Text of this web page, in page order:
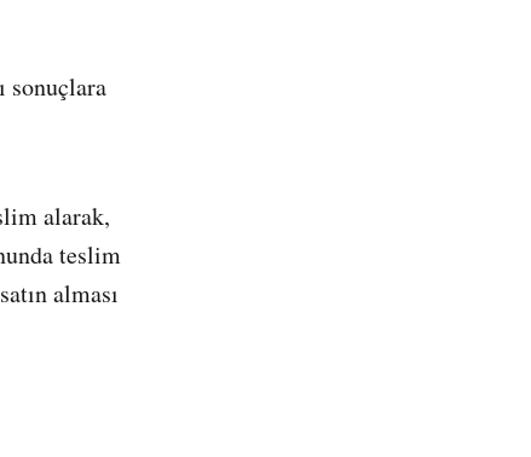
sonuçlara
alarak,
teslim
alması